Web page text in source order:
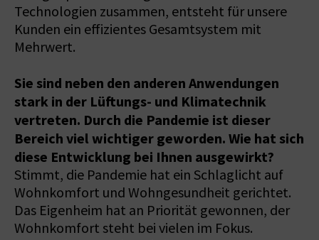
Technologien zusammen, entsteht für unsere
Kunden ein effizientes Gesamtsystem mit
Mehrwert.
Sie sind neben den anderen Anwendungen
stark in der Lüftungs- und Klimatechnik
vertreten. Durch die Pandemie ist dieser
Bereich viel wichtiger geworden. Wie hat sich
diese Entwicklung bei Ihnen ausgewirkt?
Stimmt, die Pandemie hat ein Schlaglicht auf
Wohnkomfort und Wohngesundheit gerichtet.
Das Eigenheim hat an Priorität gewonnen, der
Wohnkomfort steht bei vielen im Fokus.